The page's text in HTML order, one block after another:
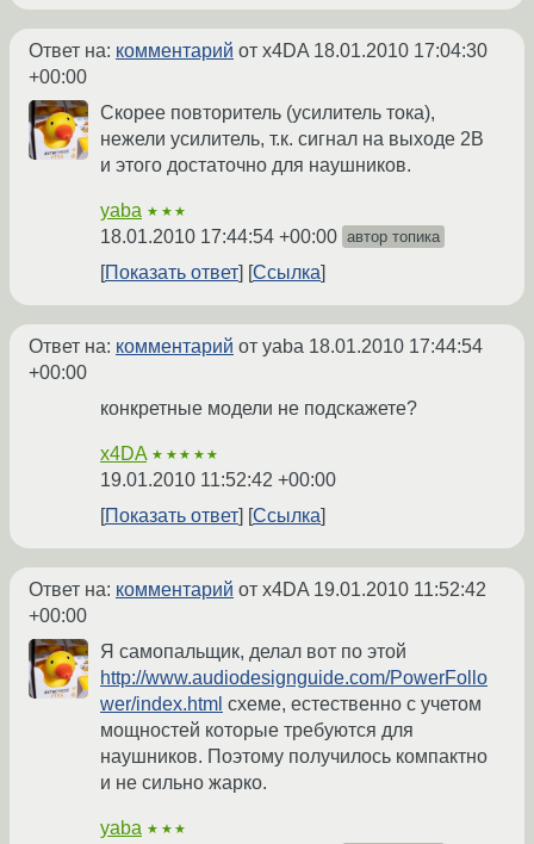
Ответ на: комментарий от x4DA 18.01.2010 17:04:30
+00:00
Скорее повторитель (усилитель тока),
нежели усилитель, т.к. сигнал на выходе 2В
и этого достаточно для наушников.
yaba ★★★
18.01.2010 17:44:54 +00:00 автор топика
Показать ответ Ссылка
Ответ на: комментарий от yaba 18.01.2010 17:44:54
+00:00
конкретные модели не подскажете?
x4DA ★★★★★
19.01.2010 11:52:42 +00:00
Показать ответ
Ссылка
Ответ на: комментарий от x4DA 19.01.2010 11:52:42
+00:00
Я самопальщик, делал вот по этой
http://www.audiodesignguide.com/PowerFollo
wer/index.html схеме, естественно с учетом
мощностей которые требуются для
наушников. Поэтому получилось компактно
и не сильно жарко.
yaba ★★★